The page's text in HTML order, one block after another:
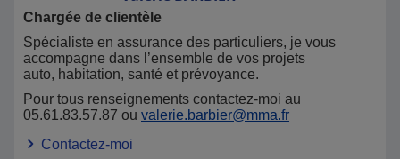
Chargée de clientèle
Spécialiste en assurance des particuliers, je vous
accompagne dans l’ensemble de vos projets
auto, habitation, santé et prévoyance.
Pour tous renseignements contactez-moi au
05.61.83.57.87 ou valerie.barbier@mma.fr
Contactez-moi